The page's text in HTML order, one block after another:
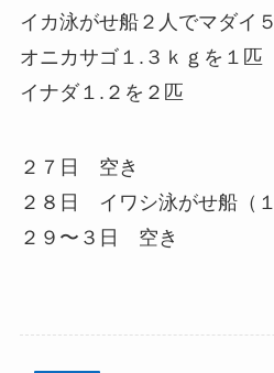
イカ泳がせ船２人でマダイ
オニカサゴ１.３ｋｇを１匹
イナダ１.２を２匹
２７日 空き
２８日 イワシ泳がせ船（１
２９〜３日 空き